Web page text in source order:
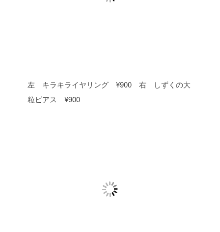
左 キラキライヤリング ¥900 右 しずくの大
粒ピアス ¥900